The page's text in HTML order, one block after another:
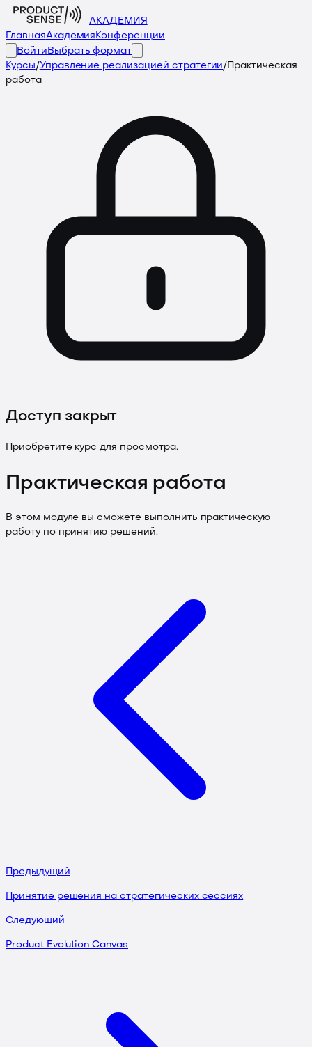
АКАДЕМИЯ
ГлавнаяАкадемия Конференции
Войти Выбрать формат
Курсы/Управление реализацией стратегии/
Практическая
работа
Доступ закрыт
Приобретите курс для просмотра.
Практическая работа
В этом модуле вы сможете выполнить практическую
работу по принятию решений.
Предыдущий
Принятие решения на стратегических сессиях
Следующий
Product Evolution Canvas